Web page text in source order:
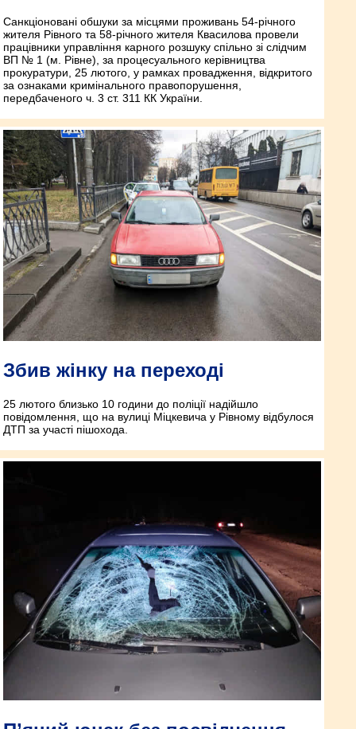
Санкціоновані обшуки за місцями проживань 54-річного
жителя Рівного та 58-річного жителя Квасилова провели
працівники управління карного розшуку спільно зі слідчим
ВП № 1 (м. Рівне), за процесуального керівництва
прокуратури, 25 лютого, у рамках провадження, відкритого
за ознаками кримінального правопорушення,
передбаченого ч. 3 ст. 311 КК України.
Збив жінку на переході
25 лютого близько 10 години до поліції надійшло
повідомлення, що на вулиці Міцкевича у Рівному відбулося
ДТП за участі пішохода.